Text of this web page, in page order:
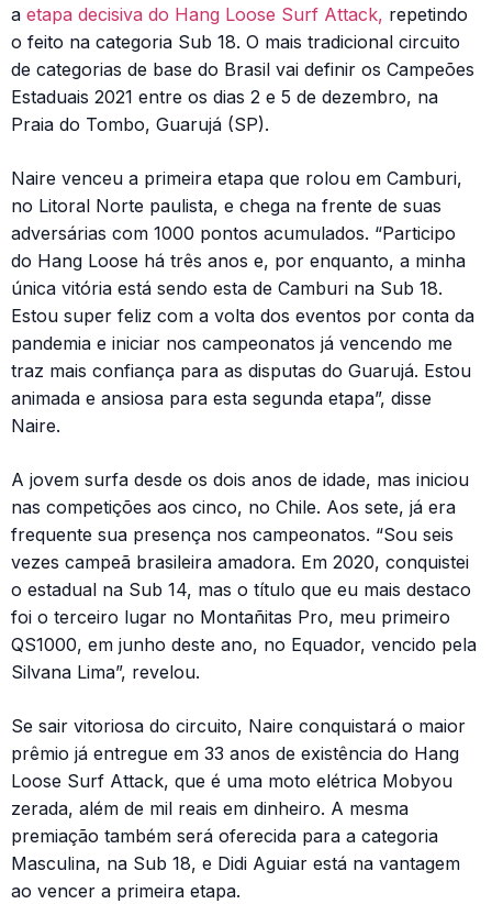
a etapa decisiva do Hang Loose Surf Attack, repetindo
o feito na categoria Sub 18. O mais tradicional circuito
de categorias de base do Brasil vai definir os Campeões
Estaduais 2021 entre os dias 2 e 5 de dezembro, na
Praia do Tombo, Guarujá (SP).
Naire venceu a primeira etapa que rolou em Camburi,
no Litoral Norte paulista, e chega na frente de suas
adversárias com 1000 pontos acumulados. “Participo
do Hang Loose há três anos e, por enquanto, a minha
única vitória está sendo esta de Camburi na Sub 18.
Estou super feliz com a volta dos eventos por conta da
pandemia e iniciar nos campeonatos já vencendo me
traz mais confiança para as disputas do Guarujá. Estou
animada e ansiosa para esta segunda etapa”, disse
Naire.
A jovem surfa desde os dois anos de idade, mas iniciou
nas competições aos cinco, no Chile. Aos sete, já era
frequente sua presença nos campeonatos. “Sou seis
vezes campeã brasileira amadora. Em 2020, conquistei
o estadual na Sub 14, mas o título que eu mais destaco
foi o terceiro lugar no Montañitas Pro, meu primeiro
QS1000, em junho deste ano, no Equador, vencido pela
Silvana Lima”, revelou.
Se sair vitoriosa do circuito, Naire conquistará o maior
prêmio já entregue em 33 anos de existência do Hang
Loose Surf Attack, que é uma moto elétrica Mobyou
zerada, além de mil reais em dinheiro. A mesma
premiação também será oferecida para a categoria
Masculina, na Sub 18, e Didi Aguiar está na vantagem
ao vencer a primeira etapa.